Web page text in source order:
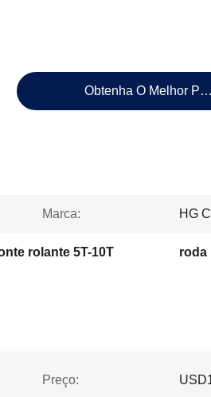
Obtenha O Melhor
Marca: HG
rolante 5T-10T roda
Preço: